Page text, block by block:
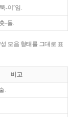
-이’임.
-돌.
모음 형태를 그대로 표
비고
.